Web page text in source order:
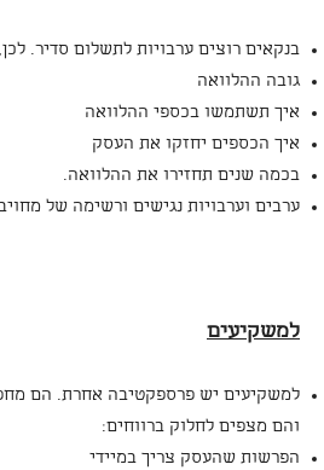
בנקאים רוצים ערבויות לתשלום סדיר.
גובה ההלוואה
איך תשתמשו בכספי ההלוואה
איך הכספים יחזקו את העסק
בכמה שנים תחזירו את ההלוואה.
ערבים וערבויות נגישים ורשימה של
למשקיעים
למשקיעים יש פרספקטיבה אחרת. הם
והם מצפים לחלוק ברווחים:
הפרשות שהעסק צריך במיידי